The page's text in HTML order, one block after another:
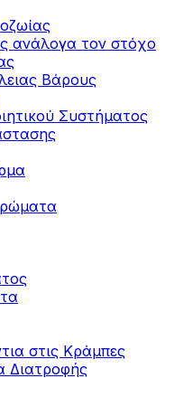
ανάλογα τον στόχο
Βάρους
Συστήματος
στις Κράμπες
Διατροφής